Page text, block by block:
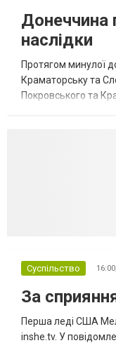
Донеччина
наслідки
Протягом минулої
Краматорську та
Покровського та
Суспільство 16:00,
За
Перша леді США
inshe.tv. У